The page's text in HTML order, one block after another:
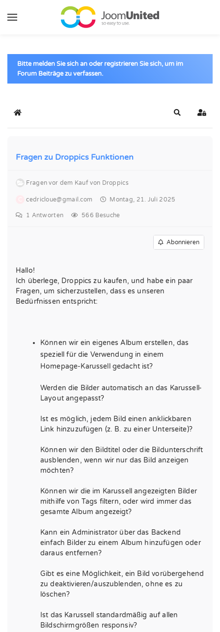
Zum Hauptinhalt springen
Bitte melden Sie sich an oder registrieren Sie sich, um im
Forum Beiträge zu verfassen.
Startseite Suche
Fragen zu Droppics Funktionen
Fragen vor dem Kauf von Droppics
cedricloue@gmail.com Montag, 21. Juli 2025
1 Antworten 566 Besuche
Abonnieren
Hallo!
Ich überlege, Droppics zu kaufen, und habe ein paar
Fragen, um sicherzustellen, dass es unseren
Bedürfnissen entspricht:
Können wir ein eigenes Album erstellen, das
speziell für die Verwendung in einem
Homepage-Karussell gedacht ist?
Werden die Bilder automatisch an das Karussell-
Layout angepasst?
Ist es möglich, jedem Bild einen anklickbaren
Link hinzuzufügen (z. B. zu einer Unterseite)?
Können wir den Bildtitel oder die Bildunterschrift
ausblenden, wenn wir nur das Bild anzeigen
möchten?
Können wir die im Karussell angezeigten Bilder
mithilfe von Tags filtern, oder wird immer das
gesamte Album angezeigt?
Kann ein Administrator über das Backend
einfach Bilder zu einem Album hinzufügen oder
daraus entfernen?
Gibt es eine Möglichkeit, ein Bild vorübergehend
zu deaktivieren/auszublenden, ohne es zu
löschen?
Ist das Karussell standardmäßig auf allen
Bildschirmgrößen responsiv?